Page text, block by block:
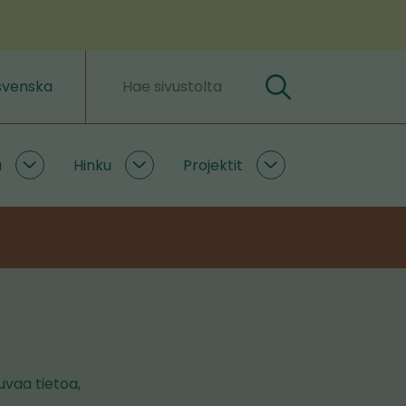
Hakusanat Hae
Ilmastoratkaisuja
Hinku
Hinku
Projektit
Projektit
tietoa,